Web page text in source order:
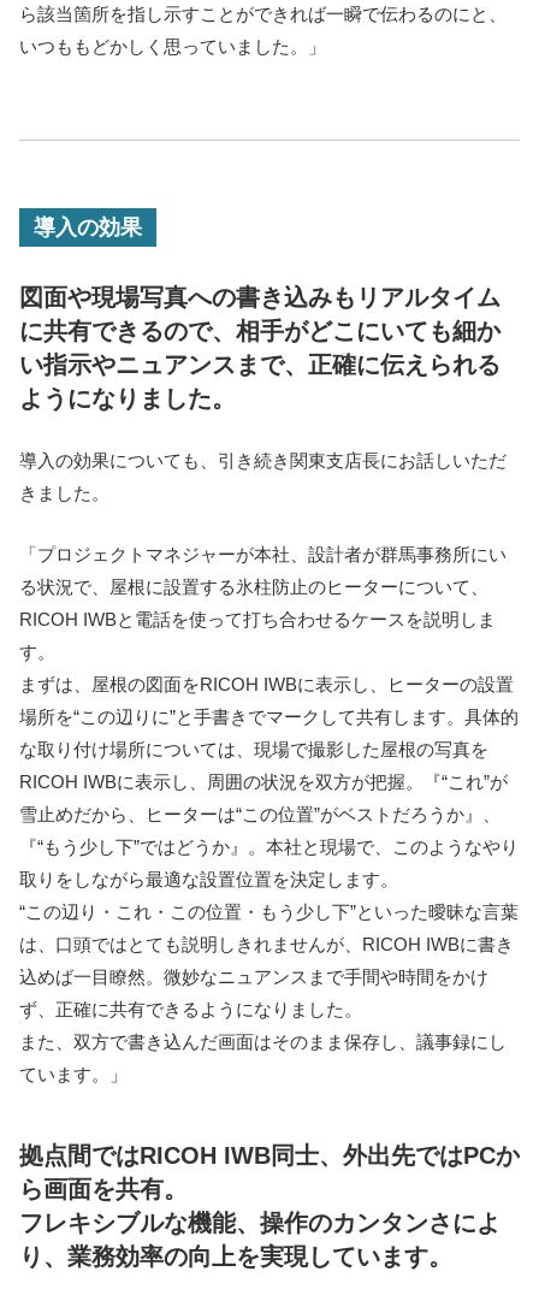
ら該当箇所を指し示すことができれば一瞬で伝わるのにと、
いつももどかしく思っていました。」
導入の効果
図面や現場写真への書き込みもリアルタイム
に共有できるので、 相手がどこにいても細か
い指示やニュアンスまで、正確に伝えられる
ようになりました。
導入の効果についても、引き続き関東支店長にお話しいただ
きました。
「プロジェクトマネジャーが本社、設計者が群馬事務所にい
る状況で、屋根に設置する氷柱防止のヒーターについて、
RICOH IWBと電話を使って打ち合わせるケースを説明しま
す。
まずは、屋根の図面をRICOH IWBに表示し、ヒーターの設置
場所を“この辺りに”と手書きでマークして共有します。具体的
な取り付け場所については、現場で撮影した屋根の写真を
RICOH IWBに表示し、周囲の状況を双方が把握。『“これ”が
雪止めだから、ヒーターは“この位置”がベストだろうか』、
『“もう少し下”ではどうか』。本社と現場で、このようなやり
取りをしながら最適な設置位置を決定します。
“この辺り・これ・この位置・もう少し下”といった曖昧な言葉
は、口頭ではとても説明しきれませんが、RICOH IWBに書き
込めば一目瞭然。微妙なニュアンスまで手間や時間をかけ
ず、正確に共有できるようになりました。
また、双方で書き込んだ画面はそのまま保存し、議事録にし
ています。」
拠点間ではRICOH IWB同士、外出先ではPCか
ら画面を共有。
フレキシブルな機能、操作のカンタンさによ
り、業務効率の向上を実現しています。